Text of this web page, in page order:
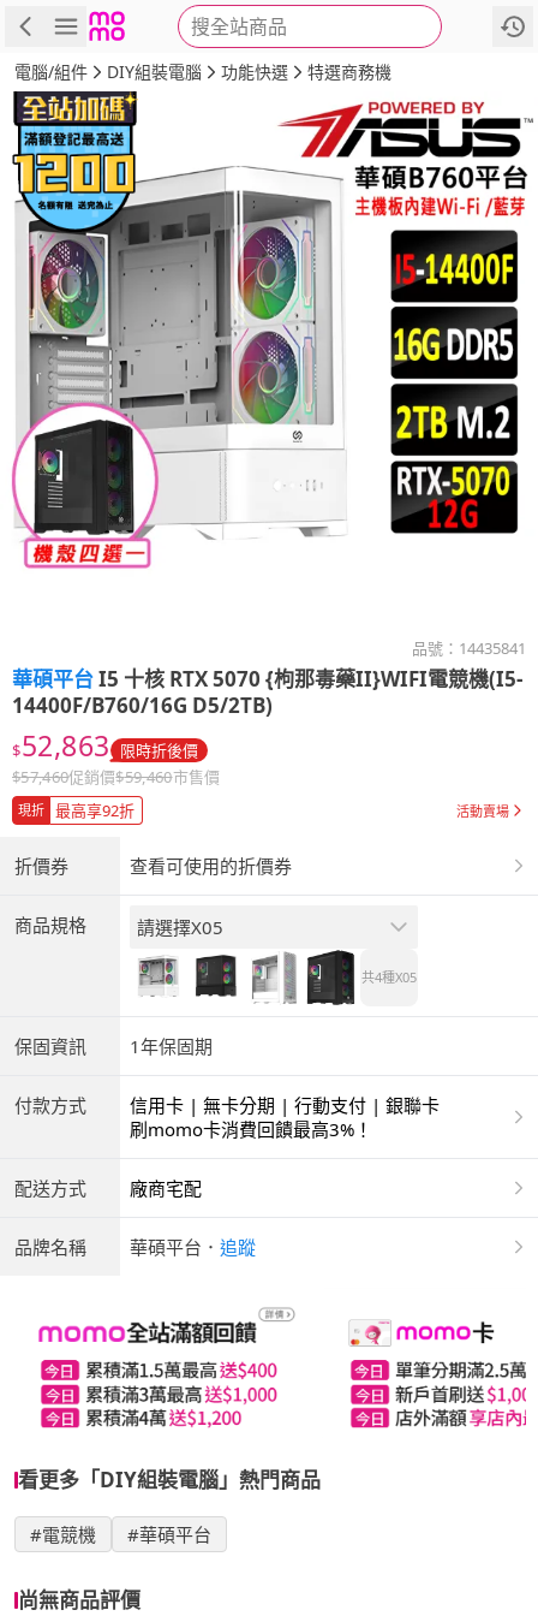
搜全站商品
商品 評價 詳情
電腦/組件 DIY組裝電腦 功能快選 特選商務機
品號： 14435841
華碩平台I5 十核 RTX 5070 {枸那毒藥II}WIFI電競機(I5-
14400F/B760/16G D5/2TB)
$52,863 限時折後價
$57,460促銷價$59,460市售價
現折 最高享92折 活動賣場
折價券 查看可使用的折價券
商品規格 請選擇X05
共4種X05
保固資訊 1年保固期
付款方式
信用卡 | 無卡分期 | 行動支付 | 銀聯卡
刷momo卡消費回饋最高3%！
配送方式 廠商宅配
品牌名稱 華碩平台 ． 追蹤
看更多「DIY組裝電腦」熱門商品
#電競機 #華碩平台
尚無商品評價